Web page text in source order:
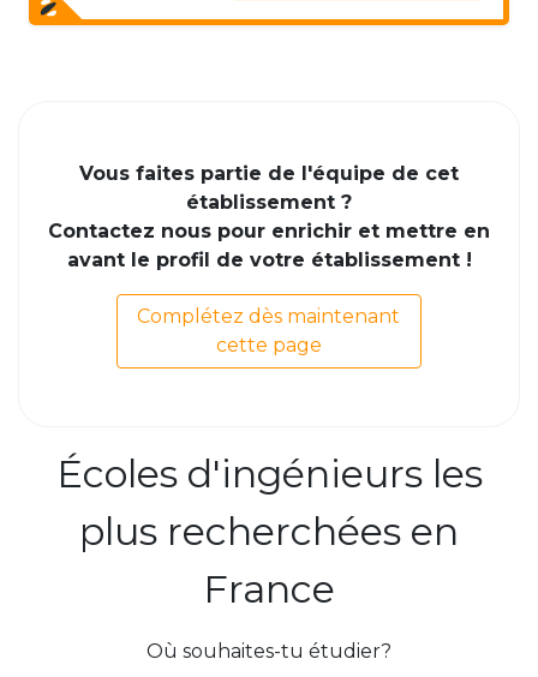
Vous faites partie de l'équipe de cet
établissement ?
Contactez nous pour enrichir et mettre en
avant le profil de votre établissement !
Complétez dès maintenant
cette page
Écoles d'ingénieurs les
plus recherchées en
France
Où souhaites-tu étudier?